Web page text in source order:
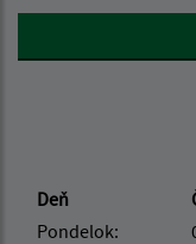
Google reCaptcha
Deň
Pondelok: